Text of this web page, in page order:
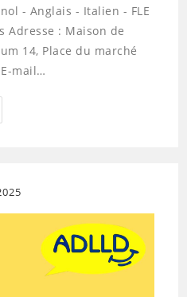
- Anglais - Italien - FLE
Adresse : Maison de
14, Place du marché
E-mail…